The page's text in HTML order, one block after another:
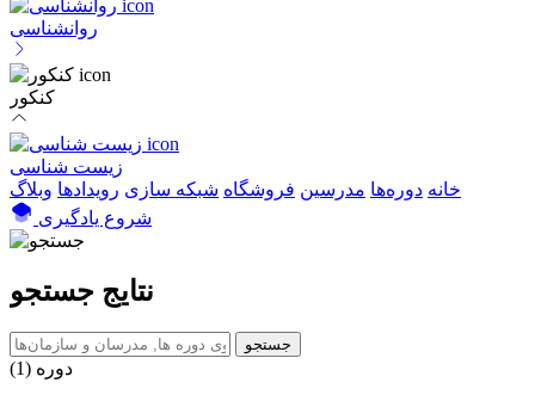
روانشناسی
کنکور
زیست شناسی
خانه دوره‌ها مدرسین فروشگاه شبکه سازی رویداد‌ها وبلاگ
شروع یادگیری
نتایج جستجو
جستجو
دوره‌ (1)